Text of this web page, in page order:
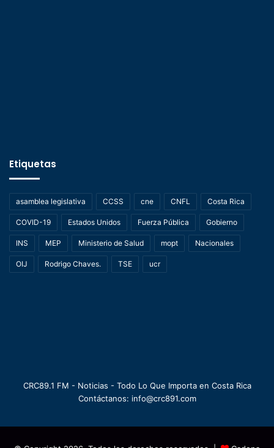
Etiquetas
asamblea legislativa CCSS cne CNFL Costa Rica
COVID-19 Estados Unidos Fuerza Pública Gobierno
INS MEP Ministerio de Salud mopt Nacionales
OIJ Rodrigo Chaves. TSE ucr
CRC89.1 FM - Noticias - Todo Lo Que Importa en Costa Rica
Contáctanos: info@crc891.com